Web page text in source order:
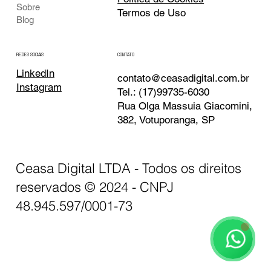
Sobre
Blog
Termos de Uso
REDES SOCIAIS
LinkedIn
Instagram
CONTATO
contato@ceasadigital.com.br
Tel.: (17)99735-6030
Rua Olga Massuia Giacomini,
382, Votuporanga, SP
Ceasa Digital LTDA - Todos os direitos
reservados © 2024 - CNPJ
48.945.597/0001-73
🗓️ Horário de Funcionamento: Seg-Sex 9:00 - 18:00
Ceasa Digital
Atendimento